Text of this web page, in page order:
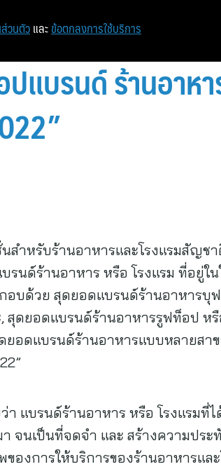
แบรนด์ ร้านอาหา
สำหรับร้านอาหารและโรงแรมสัญช
รนด์ร้านอาหาร หรือ โรงแรม ที่อยู่ใ
อบด้วย สุดยอดแบรนด์ร้านอาหารบุ
, สุดยอดแบรนด์ร้านอาหารรูฟท็อป ห
ยอดแบรนด์ร้านอาหารแบบหลายสา
แบรนด์ร้านอาหาร หรือ โรงแรมที่
จนเป็นที่จดจำ และ สร้างความปร
องการให้บริการของร้านอาหารแล
วนตัว และ ข้อตกลงการใช้บริการ